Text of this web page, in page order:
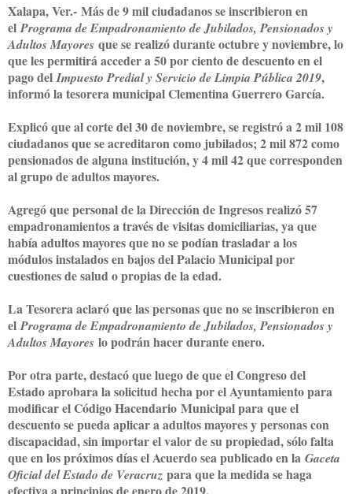
Xalapa, Ver.- Más de 9 mil ciudadanos se inscribieron en
elPrograma de Empadronamiento de Jubilados, Pensionados y
Adultos Mayores que se realizó durante octubre y noviembre, lo
que les permitirá acceder a 50 por ciento de descuento en el
pago delImpuesto Predial y Servicio de Limpia Pública 2019,
informó la tesorera municipal Clementina Guerrero García.
Explicó que al corte del 30 de noviembre, se registró a 2 mil 108
ciudadanos que se acreditaron como jubilados; 2 mil 872 como
pensionados de alguna institución, y 4 mil 42 que corresponden
al grupo de adultos mayores.
Agregó que personal de la Dirección de Ingresos realizó 57
empadronamientos a través de visitas domiciliarias, ya que
había adultos mayores que no se podían trasladar a los
módulos instalados en bajos del Palacio Municipal por
cuestiones de salud o propias de la edad.
La Tesorera aclaró que las personas que no se inscribieron en
elPrograma de Empadronamiento de Jubilados, Pensionados y
Adultos Mayores lo podrán hacer durante enero.
Por otra parte, destacó que luego de que el Congreso del
Estado aprobara la solicitud hecha por el Ayuntamiento para
modificar el Código Hacendario Municipal para que el
descuento se pueda aplicar a adultos mayores y personas con
discapacidad, sin importar el valor de su propiedad, sólo falta
que en los próximos días el Acuerdo sea publicado en la Gaceta
Oficial del Estado de Veracruz para que la medida se haga
efectiva a principios de enero de 2019.